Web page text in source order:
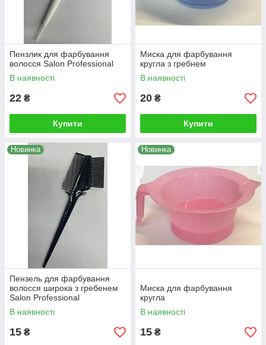
Пензлик для фарбування
волосся Salon Professional
В наявності
22 ₴
Купити
Миска для фарбування
кругла з гребнем
В наявності
20 ₴
Купити
Новинка
Пензель для фарбування
волосся широка з гребенем
Salon Professional
В наявності
15 ₴
Новинка
Миска для фарбування
кругла
В наявності
15 ₴